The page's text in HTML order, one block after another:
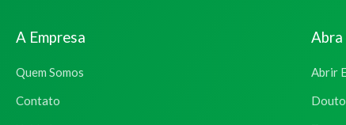
A Empresa
Quem Somos
Contato
Abra
Abrir